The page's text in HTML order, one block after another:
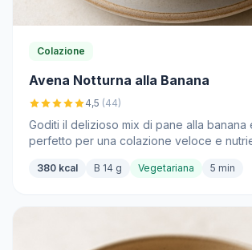
Colazione
Avena Notturna alla Banana
4,5 (44)
Goditi il delizioso mix di pane alla banana
perfetto per una colazione veloce e
380 kcal B 14 g Vegetariana 5 min